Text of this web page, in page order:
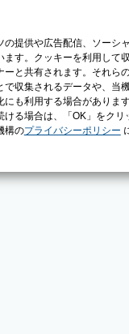
提供や広告配信、ソーシ
す。クッキーを利用して
と共有されます。それら
収集されるデータや、当
も利用する場合がありま
る場合は、「OK」をク
構のプライバシーポリシー